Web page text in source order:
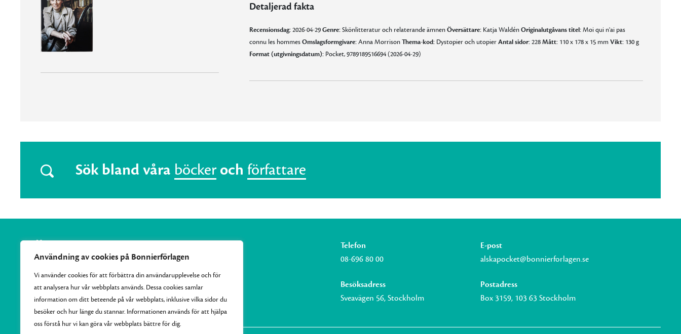
Användning av cookies på Bonnierförlagen
Vi använder cookies för att förbättra din användarupplevelse och för
att analysera hur vår webbplats används. Dessa cookies samlar
information om ditt beteende på vår webbplats, inklusive vilka sidor du
besöker och hur länge du stannar. Informationen används för att hjälpa
oss förstå hur vi kan göra vår webbplats bättre för dig.
Detaljerad fakta
Recensionsdag:2026-04-29Genre:Skönlitteratur och relaterande ämnenÖversättare:Katja WaldénOriginalutgåvans titel:Moi qui n'ai pas
connu les hommesOmslagsformgivare:Anna MorrisonThema-kod:Dystopier och utopierAntal sidor:228Mått:110 x 178 x 15 mmVikt:130 g
Format (utgivningsdatum):Pocket, 9789189516694 (2026-04-29)
Sök bland våra böcker och författare
Vi samlar Bonnierförlagens pocketutgivning och ger varje
månad ut 10–15 nya efterlängtade titlar.
Telefon
08-696 80 00
E-post
alskapocket@bonnierforlagen.se
Besöksadress
Sveavägen 56, Stockholm
Postadress
Box 3159, 103 63 Stockholm